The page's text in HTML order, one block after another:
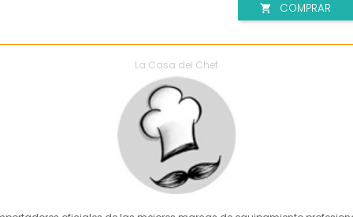
La Casa del Chef
 COMPRAR